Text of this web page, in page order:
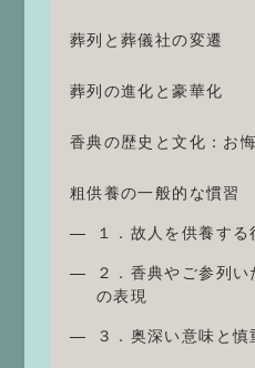
葬列と葬儀社の変遷
葬列の進化と豪華化
香典の歴史と文化：お
粗供養の一般的な慣習
１．故人を供養する
２．香典やご参列
の表現
３．奥深い意味と慎